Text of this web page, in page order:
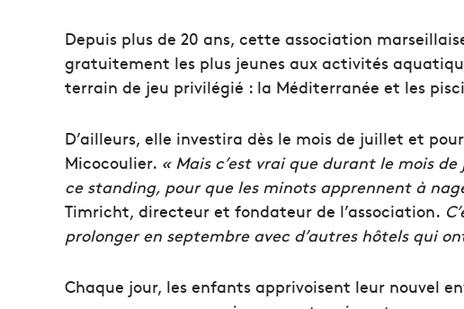
Depuis plus de 20 ans, cette association
gratuitement les plus jeunes aux activités
terrain de jeu privilégié : la Méditerranée et les
D’ailleurs, elle investira dès le mois de juillet et
Micocoulier. « Mais c’est vrai que durant le mois
ce standing, pour que les minots apprennent à
Timricht, directeur et fondateur de l’association.
prolonger en septembre avec d’autres hôtels qui
Chaque jour, les enfants apprivoisent leur nouvel